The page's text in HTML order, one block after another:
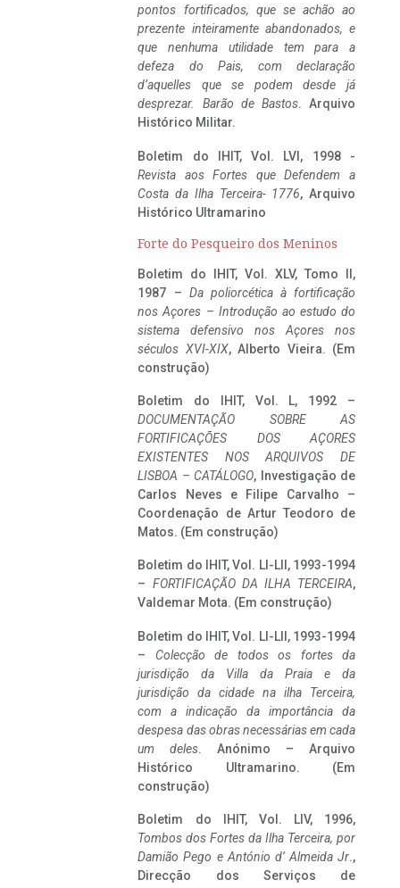
pontos fortificados, que se achão ao
prezente inteiramente abandonados, e
que nenhuma utilidade tem para a
defeza do Pais, com declaração
d’aquelles que se podem desde já
desprezar. Barão de Bastos. Arquivo
Histórico Militar.
Boletim do IHIT, Vol. LVI, 1998 -
Revista aos Fortes que Defendem a
Costa da Ilha Terceira- 1776, Arquivo
Histórico Ultramarino
Forte do Pesqueiro dos Meninos
Boletim do IHIT, Vol. XLV, Tomo II,
1987 – Da poliorcética à fortificação
nos Açores – Introdução ao estudo do
sistema defensivo nos Açores nos
séculos XVI-XIX, Alberto Vieira. (Em
construção)
Boletim do IHIT, Vol. L, 1992 –
DOCUMENTAÇÃO SOBRE AS
FORTIFICAÇÕES DOS AÇORES
EXISTENTES NOS ARQUIVOS DE
LISBOA – CATÁLOGO, Investigação de
Carlos Neves e Filipe Carvalho –
Coordenação de Artur Teodoro de
Matos. (Em construção)
Boletim do IHIT, Vol. LI-LII, 1993-1994
– FORTIFICAÇÃO DA ILHA TERCEIRA,
Valdemar Mota. (Em construção)
Boletim do IHIT, Vol. LI-LII, 1993-1994
– Colecção de todos os fortes da
jurisdição da Villa da Praia e da
jurisdição da cidade na ilha Terceira,
com a indicação da importância da
despesa das obras necessárias em cada
um deles. Anónimo – Arquivo
Histórico Ultramarino. (Em
construção)
Boletim do IHIT, Vol. LIV, 1996,
Tombos dos Fortes da Ilha Terceira, por
Damião Pego e António d’ Almeida Jr.,
Direcção dos Serviços de